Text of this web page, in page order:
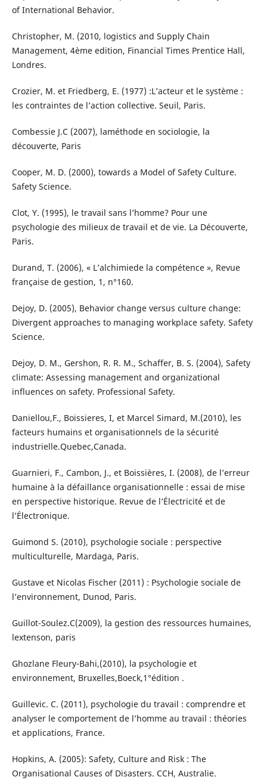
of International Behavior.
Christopher, M. (2010, logistics and Supply Chain
Management, 4ème edition, Financial Times Prentice Hall,
Londres.
Crozier, M. et Friedberg, E. (1977) :L’acteur et le système :
les contraintes de l’action collective. Seuil, Paris.
Combessie J.C (2007), laméthode en sociologie, la
découverte, Paris
Cooper, M. D. (2000), towards a Model of Safety Culture.
Safety Science.
Clot, Y. (1995), le travail sans l’homme? Pour une
psychologie des milieux de travail et de vie. La Découverte,
Paris.
Durand, T. (2006), « L’alchimiede la compétence », Revue
française de gestion, 1, n°160.
Dejoy, D. (2005), Behavior change versus culture change:
Divergent approaches to managing workplace safety. Safety
Science.
Dejoy, D. M., Gershon, R. R. M., Schaffer, B. S. (2004), Safety
climate: Assessing management and organizational
influences on safety. Professional Safety.
Daniellou,F., Boissieres, I, et Marcel Simard, M.(2010), les
facteurs humains et organisationnels de la sécurité
industrielle.Quebec,Canada.
Guarnieri, F., Cambon, J., et Boissières, I. (2008), de l’erreur
humaine à la défaillance organisationnelle : essai de mise
en perspective historique. Revue de l’Électricité et de
l’Électronique.
Guimond S. (2010), psychologie sociale : perspective
multiculturelle, Mardaga, Paris.
Gustave et Nicolas Fischer (2011) : Psychologie sociale de
l’environnement, Dunod, Paris.
Guillot-Soulez.C(2009), la gestion des ressources humaines,
lextenson, paris
Ghozlane Fleury-Bahi,(2010), la psychologie et
environnement, Bruxelles,Boeck,1°édition .
Guillevic. C. (2011), psychologie du travail : comprendre et
analyser le comportement de l’homme au travail : théories
et applications, France.
Hopkins, A. (2005): Safety, Culture and Risk : The
Organisational Causes of Disasters. CCH, Australie.